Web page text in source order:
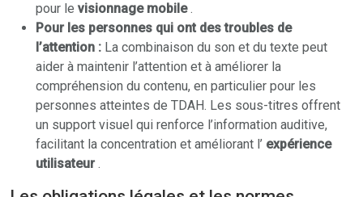
pour le visionnage mobile.
Pour les personnes qui ont des troubles de
l’attention : La combinaison du son et du texte peut
aider à maintenir l’attention et à améliorer la
compréhension du contenu, en particulier pour les
personnes atteintes de TDAH. Les sous-titres offrent
un support visuel qui renforce l’information auditive,
facilitant la concentration et améliorant l’ expérience
utilisateur.